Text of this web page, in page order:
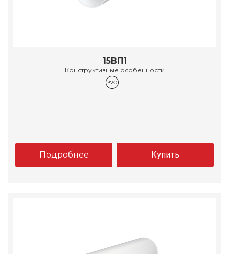
15ВП1
Конструктивные особенности
Подробнее Купить